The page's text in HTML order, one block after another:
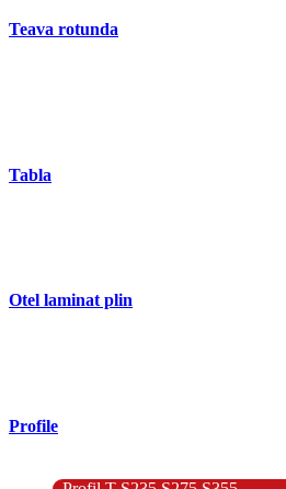
Teava rotunda
Tabla
Otel laminat plin
Profile